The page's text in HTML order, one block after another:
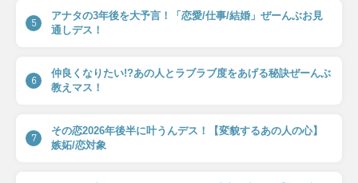
5
アナタの3年後を大予言！「恋愛/仕事/結婚」ぜーんぶお見
通しデス！
6
仲良くなりたい!?あの人とラブラブ度をあげる秘訣ぜーんぶ
教えマス！
7
その恋2026年後半に叶うんデス！【変貌するあの人の心】
嫉妬/恋対象